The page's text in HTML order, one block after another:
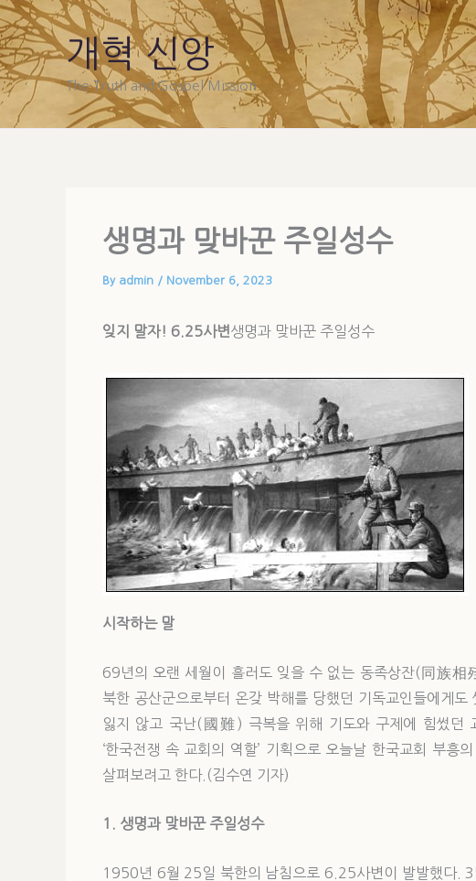
Skip
to
content
개혁 신앙
The Truth and Gospel Mission
생명과 맞바꾼 주일성수
By admin / November 6, 2023
잊지 말자! 6.25사변생명과 맞바꾼 주일성수
시작하는 말
69년의 오랜 세월이 흘러도 잊을 수 없는 동족상잔(同族
북한 공산군으로부터 온갖 박해를 당했던 기독교인들에게
잃지 않고 국난(國難) 극복을 위해 기도와 구제에 힘썼던
‘한국전쟁 속 교회의 역할’ 기획으로 오늘날 한국교회 부흥
살펴보려고 한다.(김수연 기자)
1. 생명과 맞바꾼 주일성수
1950년 6월 25일 북한의 남침으로 6.25사변이 발발했다.